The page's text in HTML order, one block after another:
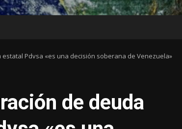
Pdvsa «es una decisión soberana de Venezuela»
de deuda